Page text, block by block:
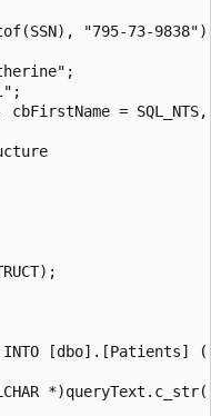
"795-73-
cbFirstName =
[dbo].[Patients]